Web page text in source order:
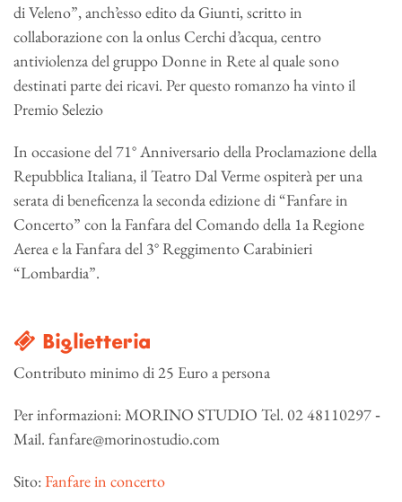
di Veleno”, anch’esso edito da Giunti, scritto in
collaborazione con la onlus Cerchi d’acqua, centro
antiviolenza del gruppo Donne in Rete al quale sono
destinati parte dei ricavi. Per questo romanzo ha vinto il
Premio Selezio
In occasione del 71° Anniversario della Proclamazione della
Repubblica Italiana, il Teatro Dal Verme ospiterà per una
serata di beneficenza la seconda edizione di “Fanfare in
Concerto” con la Fanfara del Comando della 1a Regione
Aerea e la Fanfara del 3° Reggimento Carabinieri
“Lombardia”.
Biglietteria
Contributo minimo di 25 Euro a persona
Per informazioni: MORINO STUDIO Tel. 02 48110297 ‐
Mail. fanfare@morinostudio.com
Sito:Fanfare in concerto